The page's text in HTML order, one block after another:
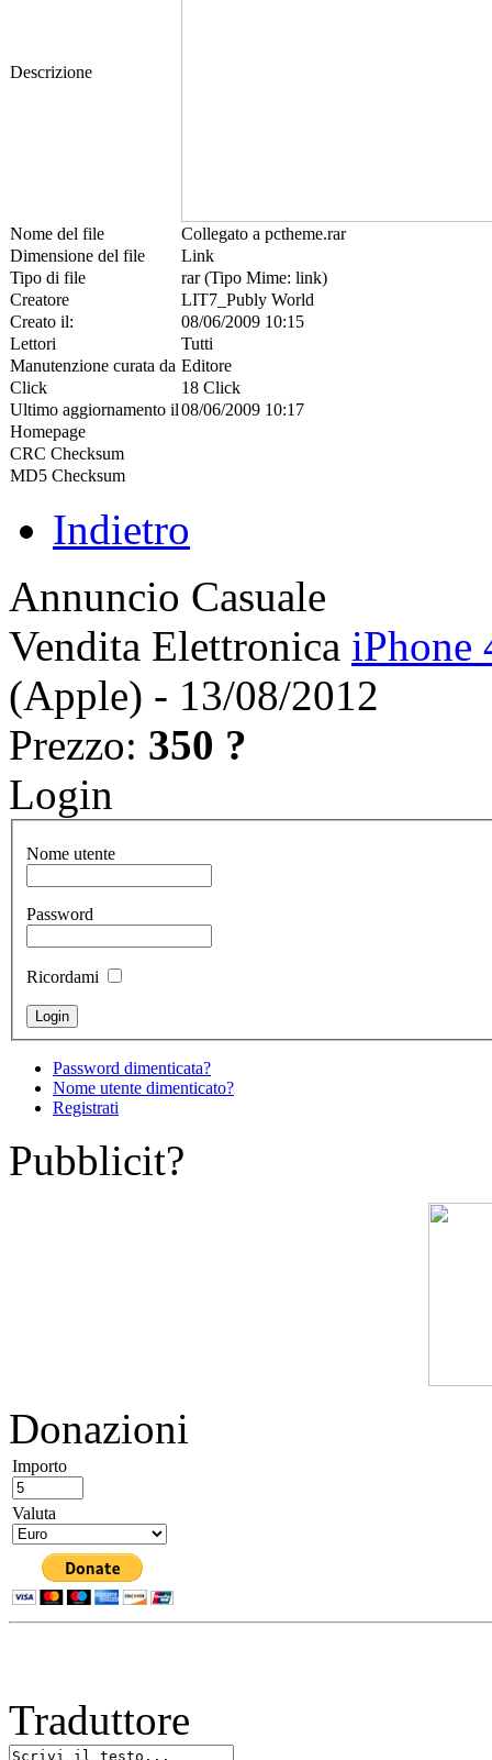
Descrizione
Nome del file
Collegato a pctheme.rar
Dimensione del file
Link
Tipo di file
rar (Tipo Mime: link)
Creatore
LIT7_Publy World
Creato il:
08/06/2009 10:15
Lettori
Tutti
Manutenzione curata da Editore
Click
18 Click
Ultimo aggiornamento il08/06/2009 10:17
Homepage
CRC Checksum
MD5 Checksum
Indietro
Annuncio Casuale
Vendita Elettronica iPhone
(Apple) - 13/08/2012
Prezzo: 350 ?
Login
Nome utente
Password
Ricordami
Password dimenticata?
Nome utente dimenticato?
Registrati
Pubblicit?
Donazioni
Importo
Valuta
Traduttore